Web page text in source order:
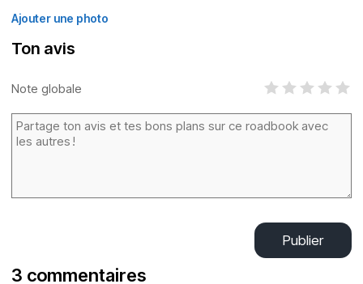
Ajouter une photo
Ton avis
Note globale
Publier
3 commentaires